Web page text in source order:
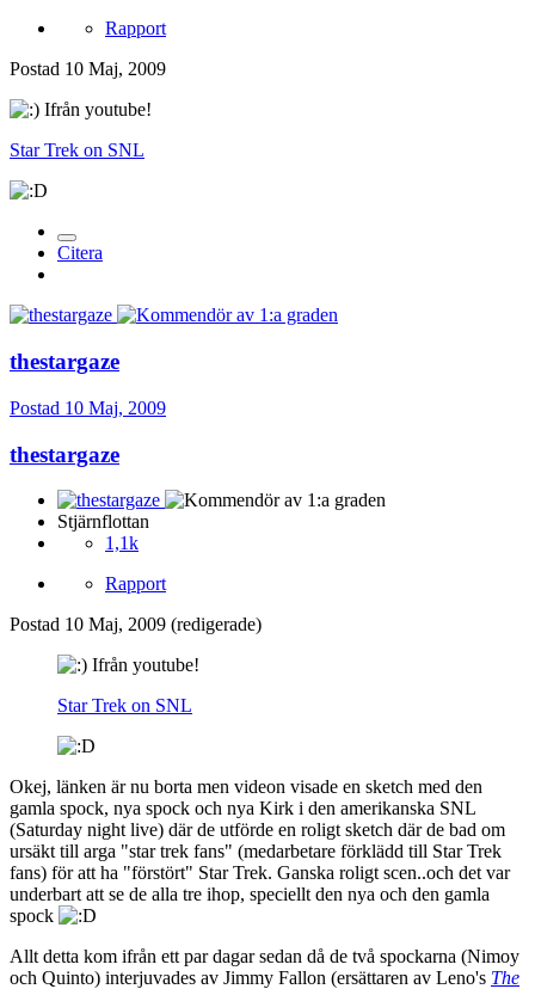
Rapport
Postad 10 Maj, 2009
Ifrån youtube!
Star Trek on SNL
Citera
thestargaze
Postad 10 Maj, 2009
thestargaze
Stjärnflottan
1,1k
Rapport
Postad 10 Maj, 2009 (redigerade)
Ifrån youtube!
Star Trek on SNL
Okej, länken är nu borta men videon visade en sketch med den
gamla spock, nya spock och nya Kirk i den amerikanska SNL
(Saturday night live) där de utförde en roligt sketch där de bad om
ursäkt till arga "star trek fans" (medarbetare förklädd till Star Trek
fans) för att ha "förstört" Star Trek. Ganska roligt scen..och det var
underbart att se de alla tre ihop, speciellt den nya och den gamla
spock
Allt detta kom ifrån ett par dagar sedan då de två spockarna (Nimoy
och Quinto) interjuvades av Jimmy Fallon (ersättaren av Leno's The